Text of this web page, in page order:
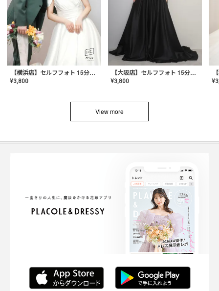
【横浜店】セルフフォト 15分撮り放題プラン
¥3,800
【大阪店】セルフフォト 15分撮り放題プラン
¥3,800 ¥
View more